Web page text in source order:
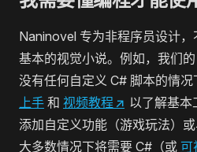
Naninovel 专为非程序员设计
基本的视觉小说。例如，我们的
没有任何自定义 C# 脚本的情
上手 和 视频教程↗ 以了解基本
添加自定义功能（游戏玩法）
大多数情况下将需要 C#（或 可